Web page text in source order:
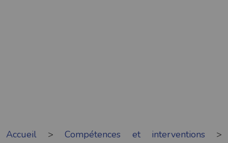
Accueil >Compétences et interventions >